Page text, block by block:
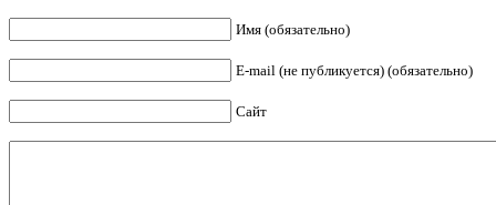
Имя (обязательно)
E-mail (не публикуется) (обязательно)
Сайт